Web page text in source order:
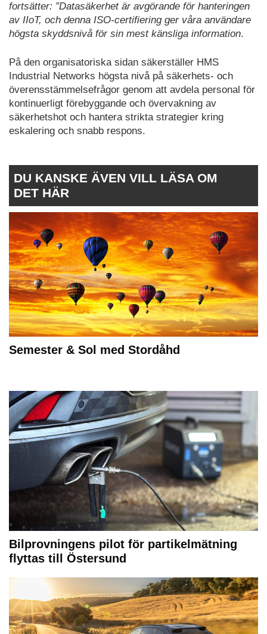
fortsätter: ”Datasäkerhet är avgörande för hanteringen
av IIoT, och denna ISO-certifiering ger våra användare
högsta skyddsnivå för sin mest känsliga information.
På den organisatoriska sidan säkerställer HMS
Industrial Networks högsta nivå på säkerhets- och
överensstämmelsefrågor genom att avdela personal för
kontinuerligt förebyggande och övervakning av
säkerhetshot och hantera strikta strategier kring
eskalering och snabb respons.
DU KANSKE ÄVEN VILL LÄSA OM
DET HÄR
Semester & Sol med Stordåhd
Bilprovningens pilot för partikelmätning
flyttas till Östersund